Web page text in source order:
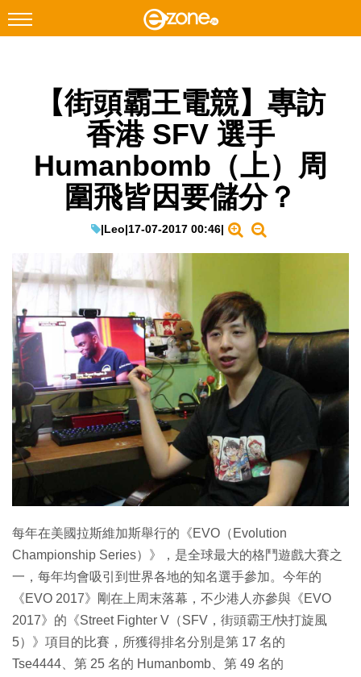
Facebook Instagram
網絡生活
IT Times
生成式AI與雲端應用
Enterprise Digital Transformation
特集
【街頭霸王電競】專訪
香港 SFV 選手
Humanbomb（上）周
圍飛皆因要儲分？
|Leo|17-07-2017 00:46|
每年在美國拉斯維加斯舉行的《EVO（Evolution
Championship Series）》，是全球最大的格鬥遊戲大賽之
一，每年均會吸引到世界各地的知名選手參加。今年的
《EVO 2017》剛在上周末落幕，不少港人亦參與《EVO
2017》的《Street Fighter V（SFV，街頭霸王/快打旋風
5）》項目的比賽，所獲得排名分別是第 17 名的
Tse4444、第 25 名的 Humanbomb、第 49 名的